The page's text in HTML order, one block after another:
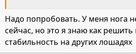
замкнулся и его применение было
Вы пишите. Хлыст убрала
ушла на усилитель шенкеля, потом
Надо попробовать. У меня нога
сейчас, но это я знаю как
стабильность на других лошадях